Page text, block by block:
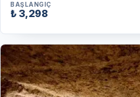
BAŞLANGIÇ
₺ 3,298